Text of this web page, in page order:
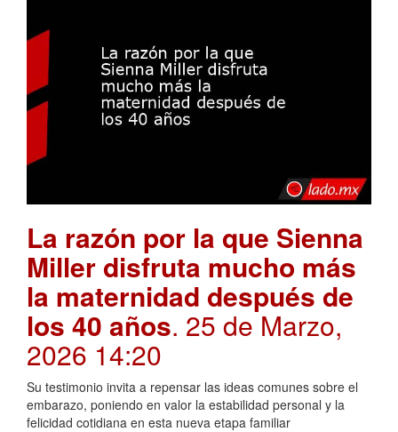
La razón por la que Sienna
Miller disfruta mucho más
la maternidad después de
los 40 años. 25 de Marzo,
2026 14:20
Su testimonio invita a repensar las ideas comunes sobre el
embarazo, poniendo en valor la estabilidad personal y la
felicidad cotidiana en esta nueva etapa familiar